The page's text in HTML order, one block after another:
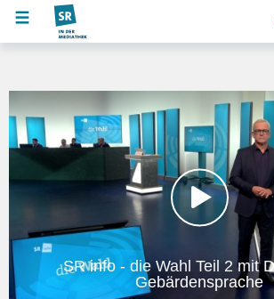
SR info - die Wahl Teil 2 mit
Gebärdensprache